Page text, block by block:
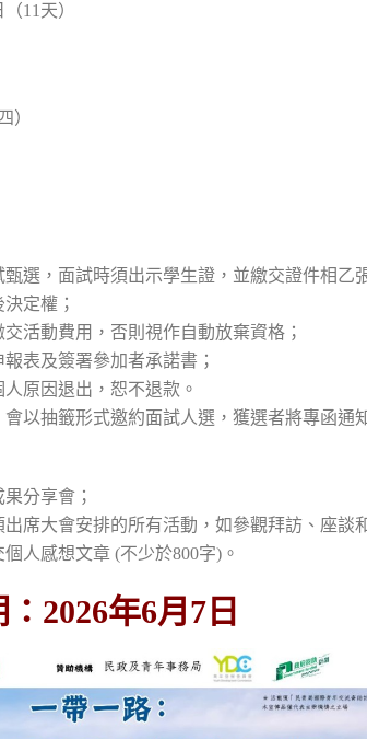
11天）
）
選，面試時須出示學生證，並繳交證件相乙
定權；
活動費用，否則視作自動放棄資格；
表及簽署參加者承諾書；
原因退出，恕不退款。
以抽籤形式邀約面試人選，獲選者將專函通
分享會；
席大會安排的所有活動，如參觀拜訪、座談
人感想文章 (不少於800字)。
2026年6月7日